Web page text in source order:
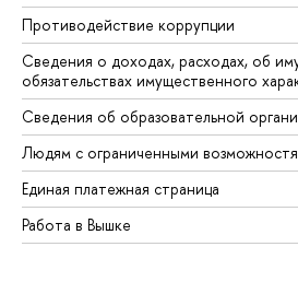
Противодействие коррупции
Сведения о доходах, расходах, об
обязательствах имущественного
Сведения об образовательной
Людям с ограниченными
Единая платежная страница
Работа в Вышке